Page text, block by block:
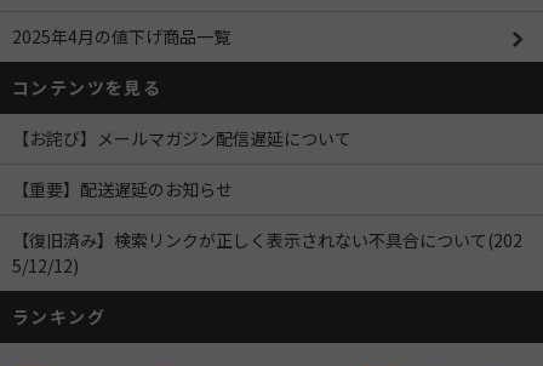
2025年4月の値下げ商品一覧
コンテンツを見る
【お詫び】メールマガジン配信遅延について
【重要】配送遅延のお知らせ
【復旧済み】検索リンクが正しく表示されない不具合について(202
5/12/12)
ランキング